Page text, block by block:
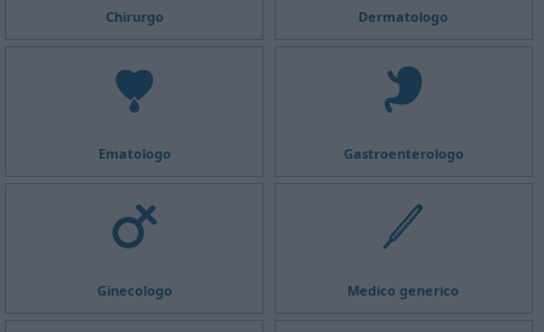
Chirurgo Dermatologo
Ematologo Gastroenterologo
Ginecologo Medico generico